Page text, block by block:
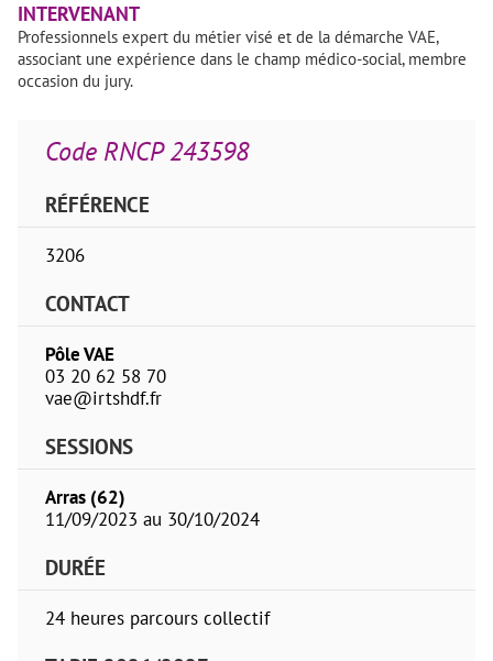
INTERVENANT
Professionnels expert du métier visé et de la démarche VAE,
associant une expérience dans le champ médico-social, membre
occasion du jury.
Code RNCP 243598
RÉFÉRENCE
3206
CONTACT
Pôle VAE
03 20 62 58 70
vae@irtshdf.fr
SESSIONS
Arras (62)
11/09/2023 au 30/10/2024
DURÉE
24 heures parcours collectif